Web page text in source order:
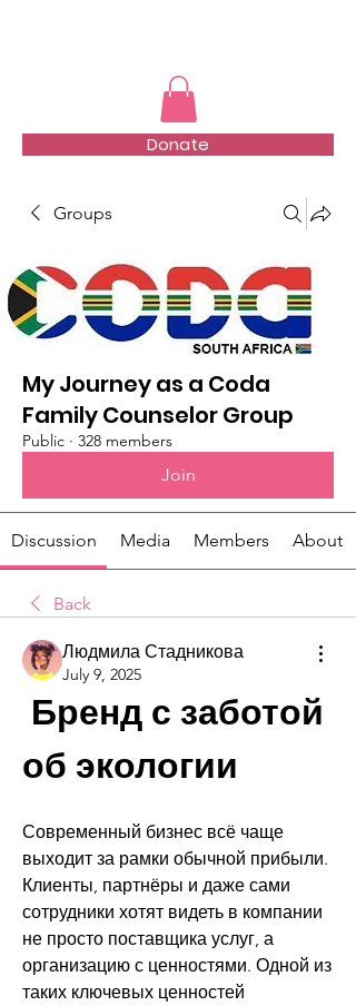
Donate
Groups
My Journey as a Coda
Family Counselor Group
Public · 328 members
Join
Discussion Media Members About
Back
Людмила Стадникова
July 9, 2025
Бренд с заботой
об экологии
Современный бизнес всё чаще
выходит за рамки обычной прибыли.
Клиенты, партнёры и даже сами
сотрудники хотят видеть в компании
не просто поставщика услуг, а
организацию с ценностями. Одной из
таких ключевых ценностей